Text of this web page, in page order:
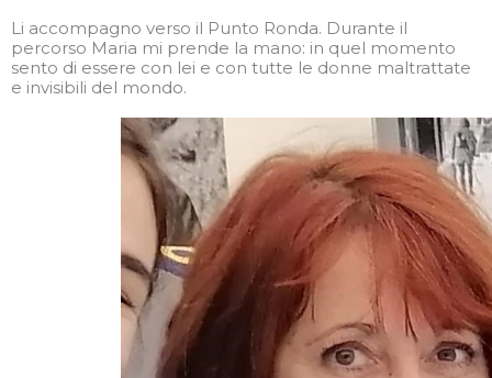
Li accompagno verso il Punto Ronda. Durante il
percorso Maria mi prende la mano: in quel momento
sento di essere con lei e con tutte le donne maltrattate
e invisibili del mondo.